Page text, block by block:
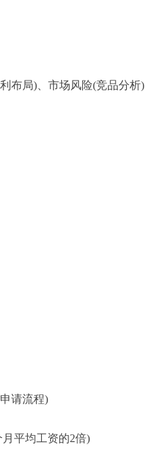
布局)、市场风险(竞品分析)
请流程)
平均工资的2倍)